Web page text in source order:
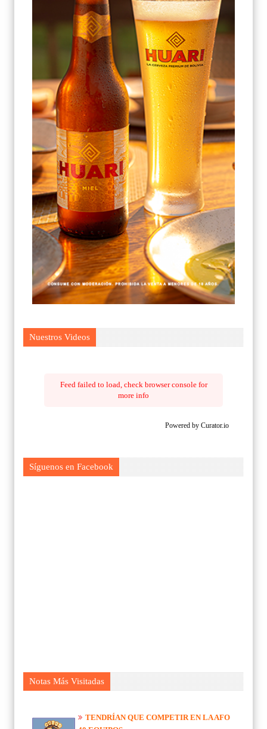
Nuestros Videos
Feed failed to load, check browser console for
more info
Powered by Curator.io
Síguenos en Facebook
Notas Más Visitadas
TENDRÍAN QUE COMPETIR EN LA AFO